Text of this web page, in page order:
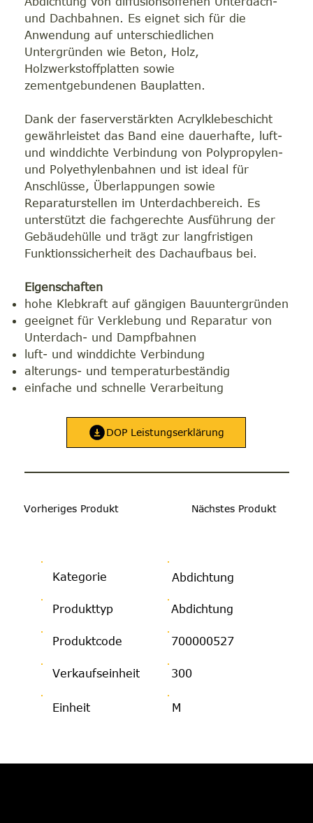
und Dachbahnen. Es eignet sich für die
Anwendung auf unterschiedlichen
Untergründen wie Beton, Holz,
Holzwerkstoffplatten sowie
zementgebundenen Bauplatten.
Dank der faserverstärkten Acrylklebeschicht
gewährleistet das Band eine dauerhafte, luft-
und winddichte Verbindung von Polypropylen-
und Polyethylenbahnen und ist ideal für
Anschlüsse, Überlappungen sowie
Reparaturstellen im Unterdachbereich. Es
unterstützt die fachgerechte Ausführung der
Gebäudehülle und trägt zur langfristigen
Funktionssicherheit des Dachaufbaus bei.
Eigenschaften
hohe Klebkraft auf gängigen Bauuntergründen
geeignet für Verklebung und Reparatur von
Unterdach- und Dampfbahnen
luft- und winddichte Verbindung
alterungs- und temperaturbeständig
einfache und schnelle Verarbeitung
DOP Leistungserklärung
Kategorie
Produkttyp
Produktcode
Verkaufseinheit
Einheit
Abdichtung
700000527
300
M
Abdichtung
Vorheriges Produkt Nächstes Produkt